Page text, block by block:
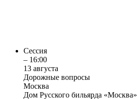
Сессия
– 16:00
13 августа
Дорожные вопросы
Москва
Дом Русского бильярда «Москва»